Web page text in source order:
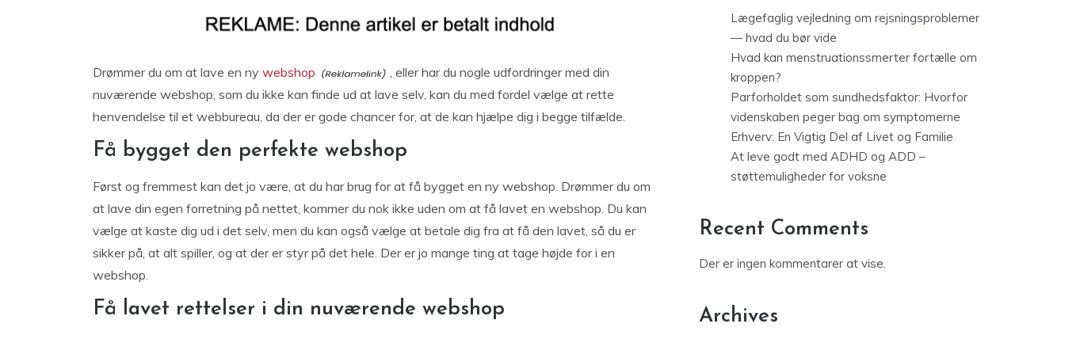
Drømmer du om at lave en ny webshop
, eller har du nogle udfordringer med din
nuværende webshop, som du ikke kan finde ud at lave selv, kan du med fordel vælge at rette
henvendelse til et webbureau, da der er gode chancer for, at de kan hjælpe dig i begge tilfælde.
Få bygget den perfekte webshop
Først og fremmest kan det jo være, at du har brug for at få bygget en ny webshop. Drømmer du om
at lave din egen forretning på nettet, kommer du nok ikke uden om at få lavet en webshop. Du kan
vælge at kaste dig ud i det selv, men du kan også vælge at betale dig fra at få den lavet, så du er
sikker på, at alt spiller, og at der er styr på det hele. Der er jo mange ting at tage højde for i en
webshop.
Få lavet rettelser i din nuværende webshop
Lægefaglig vejledning om rejsningsproblemer
— hvad du bør vide
Hvad kan menstruationssmerter fortælle om
kroppen?
Parforholdet som sundhedsfaktor: Hvorfor
videnskaben peger bag om symptomerne
Erhverv: En Vigtig Del af Livet og Familie
At leve godt med ADHD og ADD –
støttemuligheder for voksne
Recent Comments
Der er ingen kommentarer at vise.
Archives